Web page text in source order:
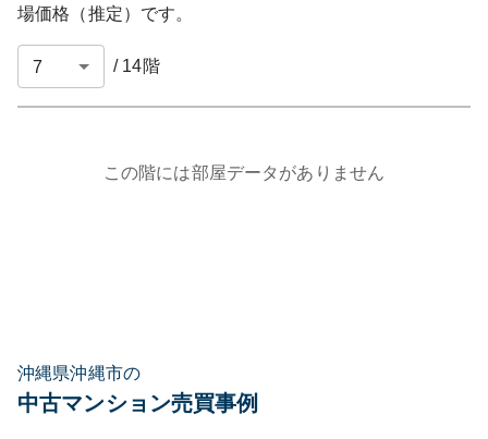
場価格（推定）です。
/ 14階
この階には部屋データがありません
沖縄県沖縄市の
中古マンション売買事例